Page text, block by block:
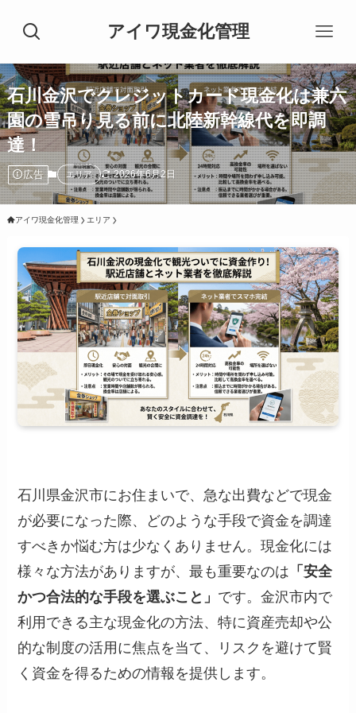
アイワ現金化管理
石川金沢でクレジットカード現金化は兼六
園の雪吊り見る前に北陸新幹線代を即調
達！
広告 エリア 2026年6月2日
アイワ現金化管理 エリア
石川県金沢市にお住まいで、急な出費などで現金
が必要になった際、どのような手段で資金を調達
すべきか悩む方は少なくありません。現金化には
様々な方法がありますが、最も重要なのは 「安全
かつ合法的な手段を選ぶこと」 です。金沢市内で
利用できる主な現金化の方法、特に資産売却や公
的な制度の活用に焦点を当て、リスクを避けて賢
く資金を得るための情報を提供します。